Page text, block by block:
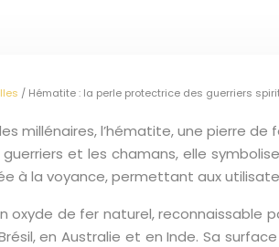
/ Hématite : la perle protectrice des guerriers
millénaires, l’hématite, une pierre
et les chamans, elle
à la voyance, permettant aux
oxyde de fer naturel,
en Australie et en Inde. Sa